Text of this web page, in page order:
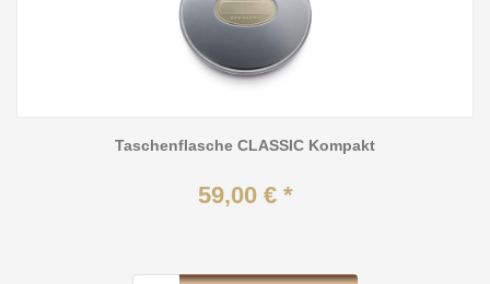
Taschenflasche CLASSIC Kompakt
59,00 € *